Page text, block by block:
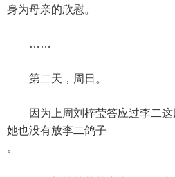
身为母亲的欣慰。
……
第二天，周日。
因为上周刘梓莹答应过李二这
她也没有放李二鸽子
。